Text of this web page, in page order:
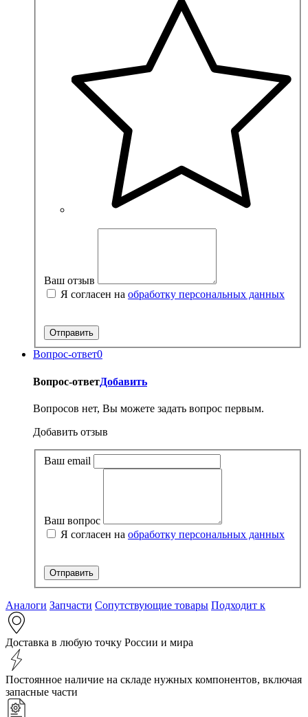
Ваш отзыв
Я согласен на обработку персональных данных
Вопрос-ответ0
Вопрос-ответДобавить
Вопросов нет, Вы можете задать вопрос первым.
Добавить отзыв
Ваш email
Ваш вопрос
Я согласен на обработку персональных данных
Аналоги Запчасти Сопутствующие товары Подходит к
Доставка в любую точку России и мира
Постоянное наличие на складе нужных компонентов, включая
запасные части